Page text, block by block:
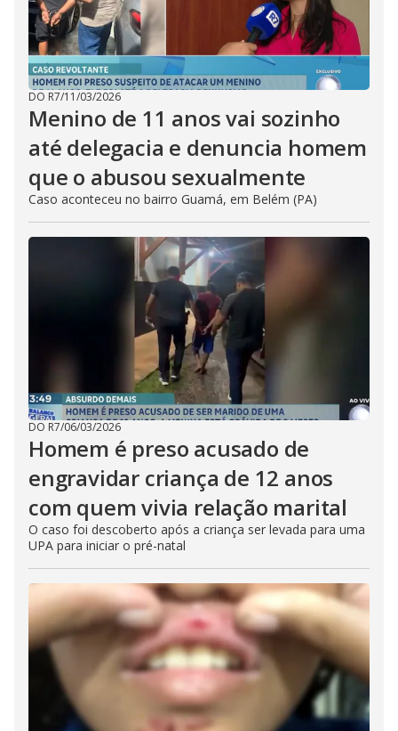
DO R7/11/03/2026
Menino de 11 anos vai sozinho
até delegacia e denuncia homem
que o abusou sexualmente
Caso aconteceu no bairro Guamá, em Belém (PA)
DO R7/06/03/2026
Homem é preso acusado de
engravidar criança de 12 anos
com quem vivia relação marital
O caso foi descoberto após a criança ser levada para uma
UPA para iniciar o pré-natal